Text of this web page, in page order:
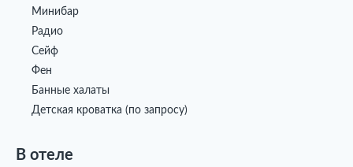
Минибар
Радио
Сейф
Фен
Банные халаты
Детская кроватка (по запросу)
В отеле